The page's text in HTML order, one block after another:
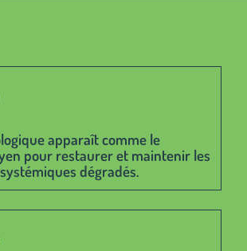
apparaît comme le
pour restaurer et maintenir les
dégradés.